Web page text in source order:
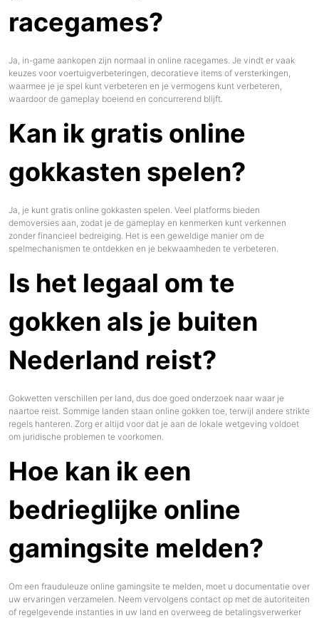
racegames?
Ja, in-game aankopen zijn normaal in online racegames. Je vindt er vaak
keuzes voor voertuigverbeteringen, decoratieve items of versterkingen,
waarmee je je spel kunt verbeteren en je vermogens kunt verbeteren,
waardoor de gameplay boeiend en concurrerend blijft.
Kan ik gratis online
gokkasten spelen?
Ja, je kunt gratis online gokkasten spelen. Veel platforms bieden
demoversies aan, zodat je de gameplay en kenmerken kunt verkennen
zonder financieel bedreiging. Het is een geweldige manier om de
spelmechanismen te ontdekken en je bekwaamheden te verbeteren.
Is het legaal om te
gokken als je buiten
Nederland reist?
Gokwetten verschillen per land, dus doe goed onderzoek naar waar je
naartoe reist. Sommige landen staan online gokken toe, terwijl andere strikte
regels hanteren. Zorg er altijd voor dat je aan de lokale wetgeving voldoet
om juridische problemen te voorkomen.
Hoe kan ik een
bedrieglijke online
gamingsite melden?
Om een frauduleuze online gamingsite te melden, moet u documentatie over
uw ervaringen verzamelen. Neem vervolgens contact op met de autoriteiten
of regelgevende instanties in uw land en overweeg de betalingsverwerker